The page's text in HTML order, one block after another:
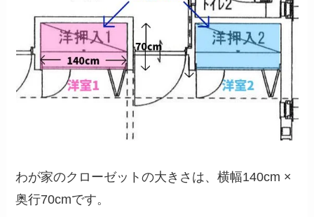
わが家のクローゼットの大きさは、横幅140cm ×
奥行70cmです。